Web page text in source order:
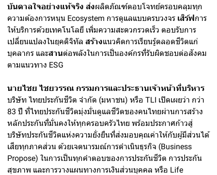
บันดาลใจอย่างแท้จริง ส่งผลิตภัณฑ์ตอบโจทย์ครอบคลุมทุก
ความต้องการหนุน Ecosystem การดูแลแบบครบวงจร เสิร์ฟ การ
ให้บริการด้วยเทคโนโลยี เพิ่มความสะดวกรวดเร็ว ตอบรับการ
เปลี่ยนแปลงในยุคดิจิทัล สร้างแนวคิดการเรียนรู้ตลอดชีวิตแก่
บุคลากร และสานต่อพลังในการเป็นองค์กรที่รับผิดชอบต่อสังคม
ตามแนวทาง ESG
นายไชย ไชยวรรณ กรรมการและประธานเจ้าหน้าที่บริหาร
บริษัท ไทยประกันชีวิต จำกัด (มหาชน) หรือ TLI เปิดเผยว่า กว่า
83 ปี ที่ไทยประกันชีวิตมุ่งมั่นดูแลชีวิตของคนไทยผ่านการสร้าง
หลักประกันที่มั่นคงให้ทุกครอบครัวไทย พร้อมประกาศก้าวสู่
บริษัทประกันชีวิตแห่งความยั่งยืนที่ส่งมอบคุณค่าให้กับผู้มีส่วนได้
เสียทุกภาคส่วน ด้วยเจตนารมณ์การดำเนินธุรกิจ (Business
Propose) ในการเป็นทุกคำตอบของการประกันชีวิต การประกัน
สุขภาพ และการวางแผนทางการเงินส่วนบุคคล หรือ Life